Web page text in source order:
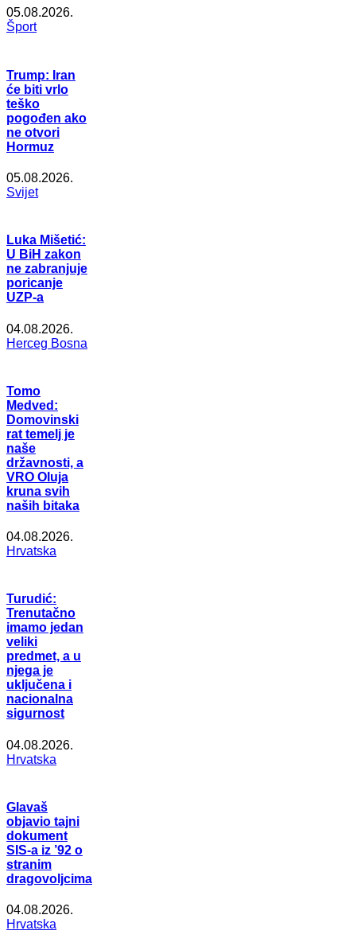
05.08.2026.
Šport
Trump: Iran
će biti vrlo
teško
pogođen ako
ne otvori
Hormuz
05.08.2026.
Svijet
Luka Mišetić:
U BiH zakon
ne zabranjuje
poricanje
UZP-a
04.08.2026.
Herceg Bosna
Tomo
Medved:
Domovinski
rat temelj je
naše
državnosti, a
VRO Oluja
kruna svih
naših bitaka
04.08.2026.
Hrvatska
Turudić:
Trenutačno
imamo jedan
veliki
predmet, a u
njega je
uključena i
nacionalna
sigurnost
04.08.2026.
Hrvatska
Glavaš
objavio tajni
dokument
SIS-a iz ’92 o
stranim
dragovoljcima
04.08.2026.
Hrvatska